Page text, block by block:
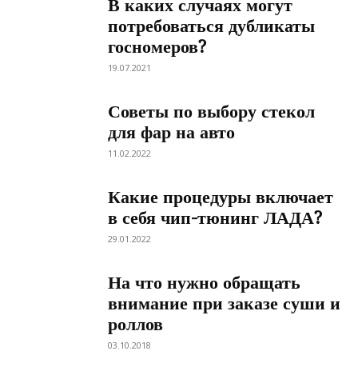
В каких случаях могут
потребоваться дубликаты
госномеров?
19.07.2021
Советы по выбору стекол
для фар на авто
11.02.2022
Какие процедуры включает
в себя чип-тюнинг ЛАДА?
29.01.2022
На что нужно обращать
внимание при заказе суши и
роллов
03.10.2018